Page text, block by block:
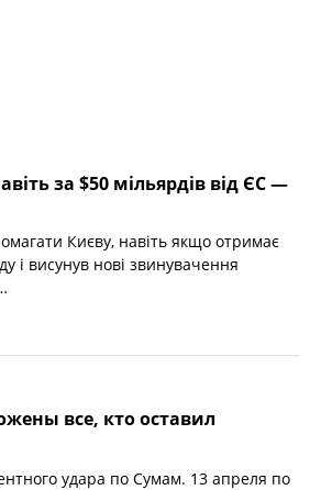
за $50 мільярдів від ЄС —
Києву, навіть якщо отримає
і висунув нові звинувачення
все, кто оставил
удара по Сумам. 13 апреля по